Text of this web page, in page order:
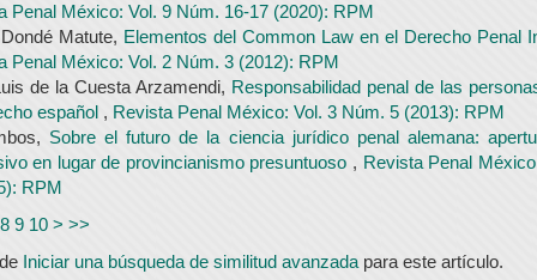
Penal México: Vol. 9 Núm. 16-17 (2020): RPM
Matute, Elementos del Common Law en el Derecho Penal
Penal México: Vol. 2 Núm. 3 (2012): RPM
de la Cuesta Arzamendi, Responsabilidad penal de las
español , Revista Penal México: Vol. 3 Núm. 5 (2013): RPM
Sobre el futuro de la ciencia jurídico penal alemana:
en lugar de provincianismo presuntuoso , Revista Penal
RPM
8 9 10 > >>
Iniciar una búsqueda de similitud avanzadapara este artículo.